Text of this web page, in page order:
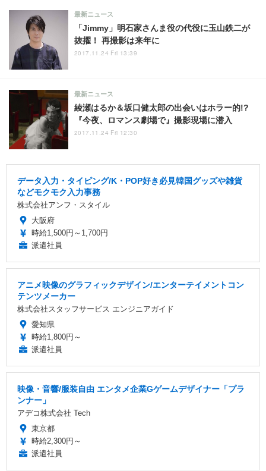
「Jimmy」明石家さんま役の代役に玉山鉄二が
抜擢！ 再撮影は来年に
最新ニュース
2017.11.24 Fri 13:39
綾瀬はるか＆坂口健太郎の出会いはホラー的!?
『今夜、ロマンス劇場で』撮影現場に潜入
最新ニュース
2017.11.24 Fri 12:30
データ入力・タイピング/K・POP好き必見韓国グッズや雑貨
などモクモク入力事務
株式会社アンフ・スタイル
大阪府
時給1,500円～1,700円
派遣社員
アニメ映像のグラフィックデザイン/エンターテイメントコン
テンツメーカー
株式会社スタッフサービス エンジニアガイド
愛知県
時給1,800円～
派遣社員
映像・音響/服装自由 エンタメ企業Gゲームデザイナー「プラ
ンナー」
アデコ株式会社 Tech
東京都
時給2,300円～
派遣社員